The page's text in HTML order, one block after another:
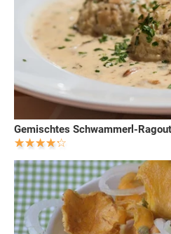
Gemischtes Schwammerl-